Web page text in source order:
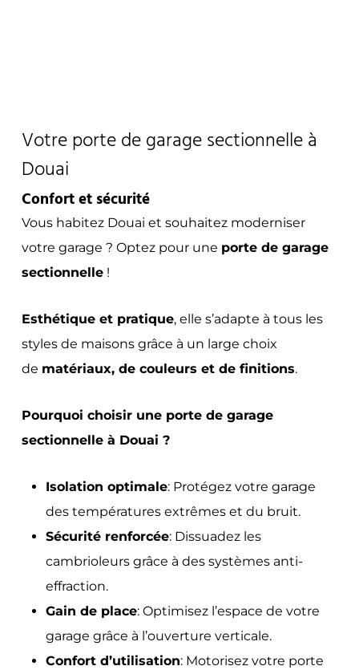
Votre porte de garage sectionnelle à
Douai
Confort et sécurité
Vous habitez Douai et souhaitez moderniser
votre garage ? Optez pour une porte de garage
sectionnelle!
Esthétique et pratique, elle s’adapte à tous les
styles de maisons grâce à un large choix
de matériaux, de couleurs et de finitions.
Pourquoi choisir une porte de garage
sectionnelle à Douai ?
Isolation optimale: Protégez votre garage
des températures extrêmes et du bruit.
Sécurité renforcée: Dissuadez les
cambrioleurs grâce à des systèmes anti-
effraction.
Gain de place: Optimisez l’espace de votre
garage grâce à l’ouverture verticale.
Confort d’utilisation: Motorisez votre porte